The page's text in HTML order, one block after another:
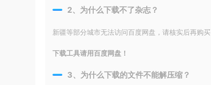
2、为什么下载不了杂志？
新疆等部分城市无法访问百度网盘，请核实后再购买
下载工具请用百度网盘！
3、为什么下载的文件不能解压缩？